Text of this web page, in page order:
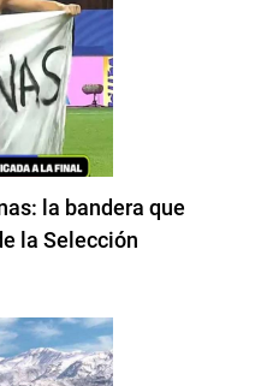
la bandera que
la Selección